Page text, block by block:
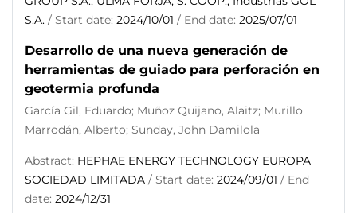
S.A. / Start date: 2024/10/01 / End date: 2025/07/01
Desarrollo de una nueva generación de
herramientas de guiado para perforación en
geotermia profunda
García Gil, Eduardo; Muñoz Quijano, Alaitz; Murillo
Marrodán, Alberto; Sunday, John Damilola
Abstract: HEPHAE ENERGY TECHNOLOGY EUROPA
SOCIEDAD LIMITADA / Start date: 2024/09/01 / End
date: 2024/12/31